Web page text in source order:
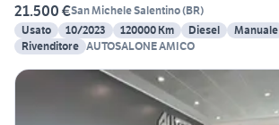
21.500 €San Michele Salentino(BR)
Usato
10/2023 120000 Km Diesel Manuale
Rivenditore AUTOSALONE AMICO